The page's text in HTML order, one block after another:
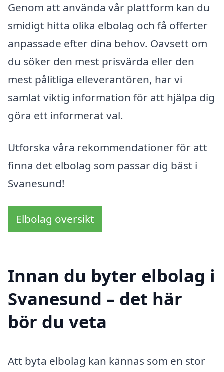
Genom att använda vår plattform kan du
smidigt hitta olika elbolag och få offerter
anpassade efter dina behov. Oavsett om
du söker den mest prisvärda eller den
mest pålitliga elleverantören, har vi
samlat viktig information för att hjälpa dig
göra ett informerat val.
Utforska våra rekommendationer för att
finna det elbolag som passar dig bäst i
Svanesund!
Elbolag översikt
Innan du byter elbolag i
Svanesund – det här
bör du veta
Att byta elbolag kan kännas som en stor